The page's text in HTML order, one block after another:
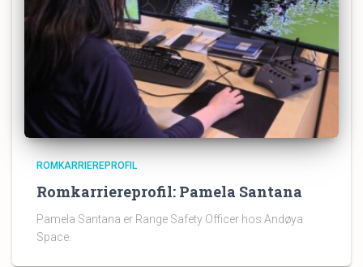
ROMKARRIEREPROFIL
Romkarriereprofil: Pamela Santana
Pamela Santana er Range Safety Officer hos Andøya
Space.